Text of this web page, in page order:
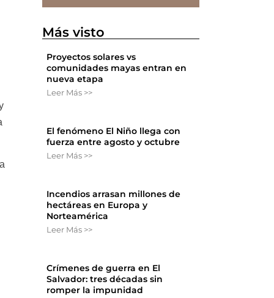
Más visto
Proyectos solares vs
comunidades mayas entran en
nueva etapa
Leer Más >>
El fenómeno El Niño llega con
fuerza entre agosto y octubre
Leer Más >>
Incendios arrasan millones de
hectáreas en Europa y
Norteamérica
Leer Más >>
Crímenes de guerra en El
Salvador: tres décadas sin
romper la impunidad